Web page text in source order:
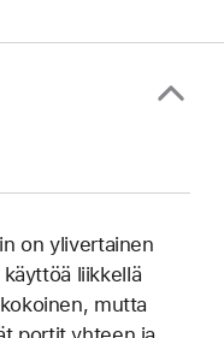
on ylivertainen
liikkellä
mutta